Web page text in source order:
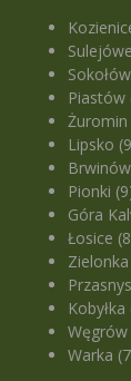
Piastów
Żuromin
Lipsko
Pionki
Góra
Łosice
Kobyłka
Węgrów
Warka